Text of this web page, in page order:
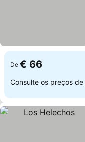
De € 66
Consulte os preços de